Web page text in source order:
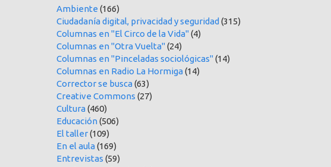
Ambiente (166)
Ciudadanía digital, privacidad y seguridad (315)
Columnas en "El Circo de la Vida"(4)
Columnas en "Otra Vuelta"(24)
Columnas en "Pinceladas sociológicas"(14)
Columnas en Radio La Hormiga(14)
Corrector se busca(63)
Creative Commons (27)
Cultura(460)
Educación(506)
El taller(109)
En el aula(169)
Entrevistas (59)